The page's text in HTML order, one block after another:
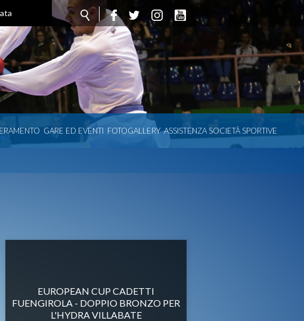
GARE ED EVENTI FOTOGALLERY ASSISTENZA SOCIETÀ SPORTIVE
EUROPEAN CUP CADETTI
FUENGIROLA - DOPPIO BRONZO PER
L'HYDRA VILLABATE